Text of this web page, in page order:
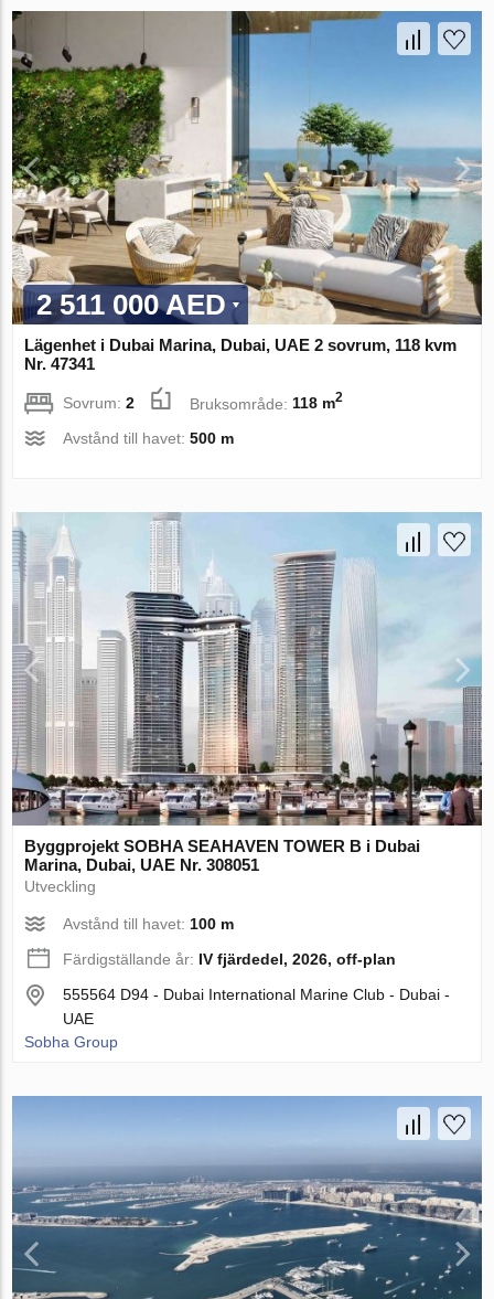
2 511 000 AED
Lägenhet i Dubai Marina, Dubai, UAE 2 sovrum, 118 kvm
Nr. 47341
Sovrum:2 Bruksområde:118 m2
Avstånd till havet:500 m
Byggprojekt SOBHA SEAHAVEN TOWER B i Dubai
Marina, Dubai, UAE Nr. 308051
Utveckling
Avstånd till havet: 100 m
Färdigställande år: IV fjärdedel, 2026, off-plan
555564 D94 - Dubai International Marine Club - Dubai -
UAE
Sobha Group